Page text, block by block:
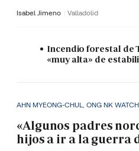
Isabel Jimeno Valladolid
Incendio forestal de
«muy alta» de
AHN MYEONG-CHUL, ONG NK WATCH
«Algunos padres
hijos a ir a la guerra